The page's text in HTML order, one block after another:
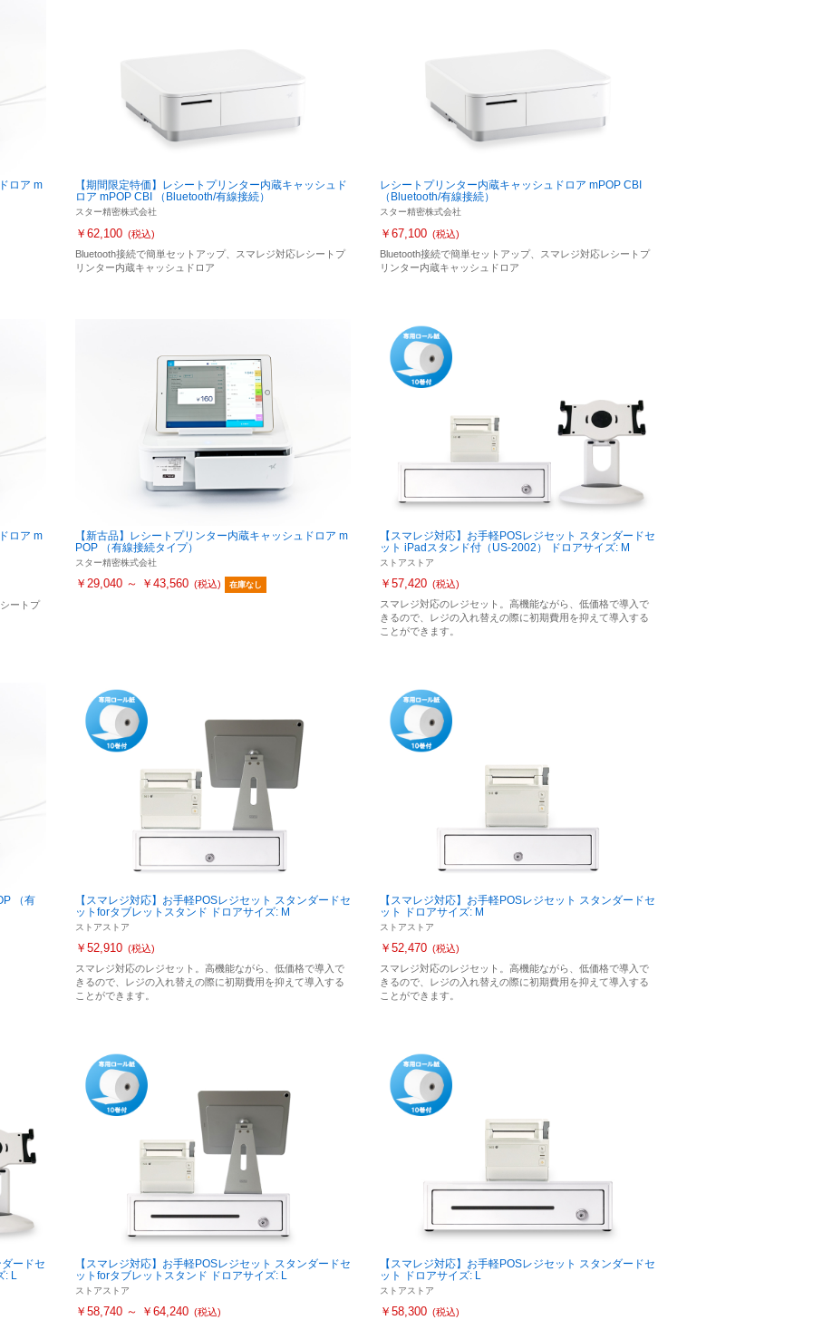
ロア m
【期間限定特価】レシートプリンター内蔵キャッシュド
ロア mPOP CBI （Bluetooth/有線接続）
スター精密株式会社
￥62,100 (税込)
Bluetooth接続で簡単セットアップ、スマレジ対応レシートプ
リンター内蔵キャッシュドロア
レシートプリンター内蔵キャッシュドロア mPOP CBI
（Bluetooth/有線接続）
スター精密株式会社
￥67,100 (税込)
Bluetooth接続で簡単セットアップ、スマレジ対応レシートプ
リンター内蔵キャッシュドロア
ロア m
ートプ
【新古品】レシートプリンター内蔵キャッシュドロア m
POP （有線接続タイプ）
スター精密株式会社
￥29,040 ～ ￥43,560 (税込) 在庫なし
【スマレジ対応】お手軽POSレジセット スタンダードセ
ット iPadスタンド付（US-2002） ドロアサイズ: M
ストアストア
￥57,420 (税込)
スマレジ対応のレジセット。高機能ながら、低価格で導入で
きるので、レジの入れ替えの際に初期費用を抑えて導入する
ことができます。
（有
【スマレジ対応】お手軽POSレジセット スタンダードセ
ットforタブレットスタンド ドロアサイズ: M
ストアストア
￥52,910 (税込)
スマレジ対応のレジセット。高機能ながら、低価格で導入で
きるので、レジの入れ替えの際に初期費用を抑えて導入する
ことができます。
【スマレジ対応】お手軽POSレジセット スタンダードセ
ット ドロアサイズ: M
ストアストア
￥52,470 (税込)
スマレジ対応のレジセット。高機能ながら、低価格で導入で
きるので、レジの入れ替えの際に初期費用を抑えて導入する
ことができます。
ードセ
: L
【スマレジ対応】お手軽POSレジセット スタンダードセ
ットforタブレットスタンド ドロアサイズ: L
ストアストア
￥58,740 ～ ￥64,240 (税込)
【スマレジ対応】お手軽POSレジセット スタンダードセ
ット ドロアサイズ: L
ストアストア
￥58,300 (税込)